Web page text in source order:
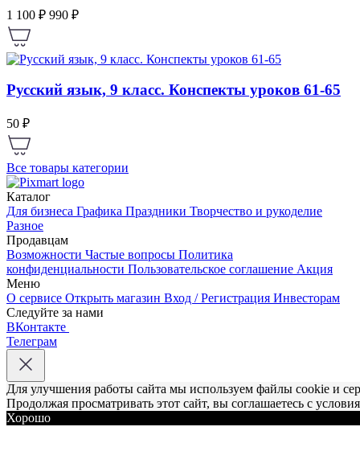
1 100 ₽ 990 ₽
Русский язык, 9 класс. Конспекты уроков 61-65
50 ₽
Все товары категории
Каталог
Для бизнеса Графика Праздники Творчество и рукоделие
Разное
Продавцам
Возможности Частые вопросы Политика
конфиденциальности Пользовательское соглашение Акция
Меню
О сервисе Открыть магазин Вход / Регистрация Инвесторам
Следуйте за нами
ВКонтакте
Телеграм
Для улучшения работы сайта мы используем файлы cookie и
Продолжая просматривать этот сайт, вы соглашаетесь с
Хорошо